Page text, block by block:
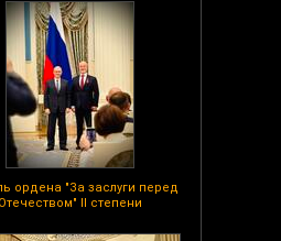
ордена "За заслуги перед
Отечеством" II степени